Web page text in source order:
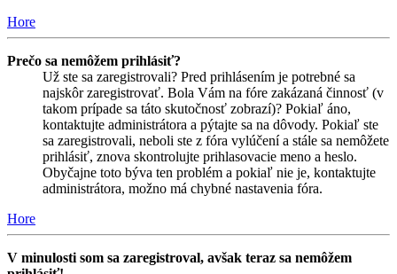
Hore
Prečo sa nemôžem prihlásiť?
Už ste sa zaregistrovali? Pred prihlásením je potrebné sa
najskôr zaregistrovať. Bola Vám na fóre zakázaná činnosť (v
takom prípade sa táto skutočnosť zobrazí)? Pokiaľ áno,
kontaktujte administrátora a pýtajte sa na dôvody. Pokiaľ ste
sa zaregistrovali, neboli ste z fóra vylúčení a stále sa nemôžete
prihlásiť, znova skontrolujte prihlasovacie meno a heslo.
Obyčajne toto býva ten problém a pokiaľ nie je, kontaktujte
administrátora, možno má chybné nastavenia fóra.
Hore
V minulosti som sa zaregistroval, avšak teraz sa nemôžem